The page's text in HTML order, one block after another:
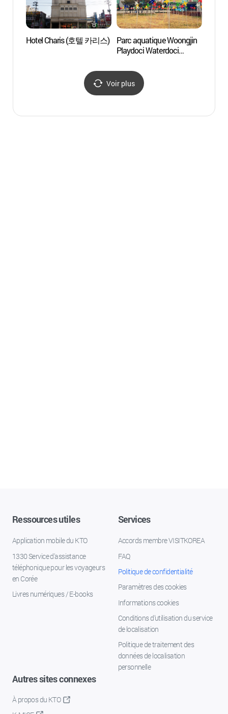
Hotel Charis (호텔 카리스)
Parc aquatique Woongjin
Playdoci Waterdoci
워터도시)
Voir plus
Ressources utiles
Application mobile du KTO
1330 Service d'assistance
téléphonique pour les voyageurs
en Corée
Livres numériques / E-books
Services
Accords membre VISITKOREA
FAQ
Politique de confidentialité
Paramètres des cookies
Informations cookies
Conditions d’utilisation du service
de localisation
Politique de traitement des
données de localisation
personnelle
Autres sites connexes
À propos du KTO